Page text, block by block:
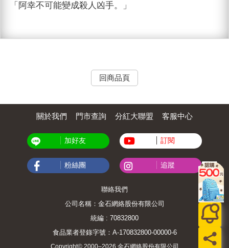
「阿幸不可能變成殺人凶手。」
回商品頁
關於我們 門市查詢 分紅大聯盟 客服中心
加好友 訂閱
粉絲團 追蹤
聯絡我們
公司名稱：金石網絡股份有限公司
統編 : 70832800
食品業者登錄字號：A-170832800-00000-6
Copyright© 2000–2026 金石網絡股份有限公司